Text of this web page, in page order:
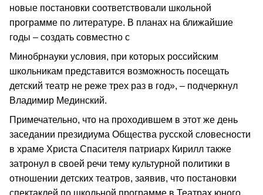
новые постановки соответствовали школьной
программе по литературе. В планах на ближайшие
годы – создать совместно с
Минобрнауки условия, при которых российским
школьникам представится возможность посещать
детский театр не реже трех раз в год», – подчеркнул
Владимир Мединский.
Примечательно, что на проходившем в этот же день
заседании президиума Общества русской словесности
в храме Христа Спасителя патриарх Кирилл также
затронул в своей речи тему культурной политики в
отношении детских театров, заявив, что постановки
спектаклей по школьной программе в Театрах юного